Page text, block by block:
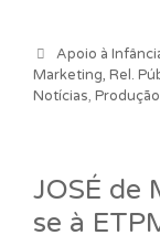
Categorias
Apoio à
Marketing, Rel.
Notícias,
JOSÉ de
se à